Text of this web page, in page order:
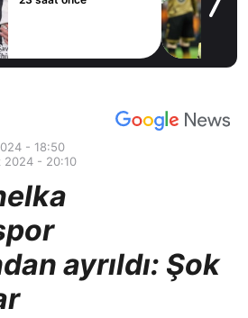
- 18:50
2024 - 20:10
ayrıldı: Şok